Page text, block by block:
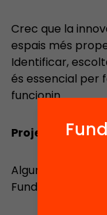
Crec que la
espais més
Identificar,
és essencial per
funcionin.
Projectes
Algunes
Fundació són els